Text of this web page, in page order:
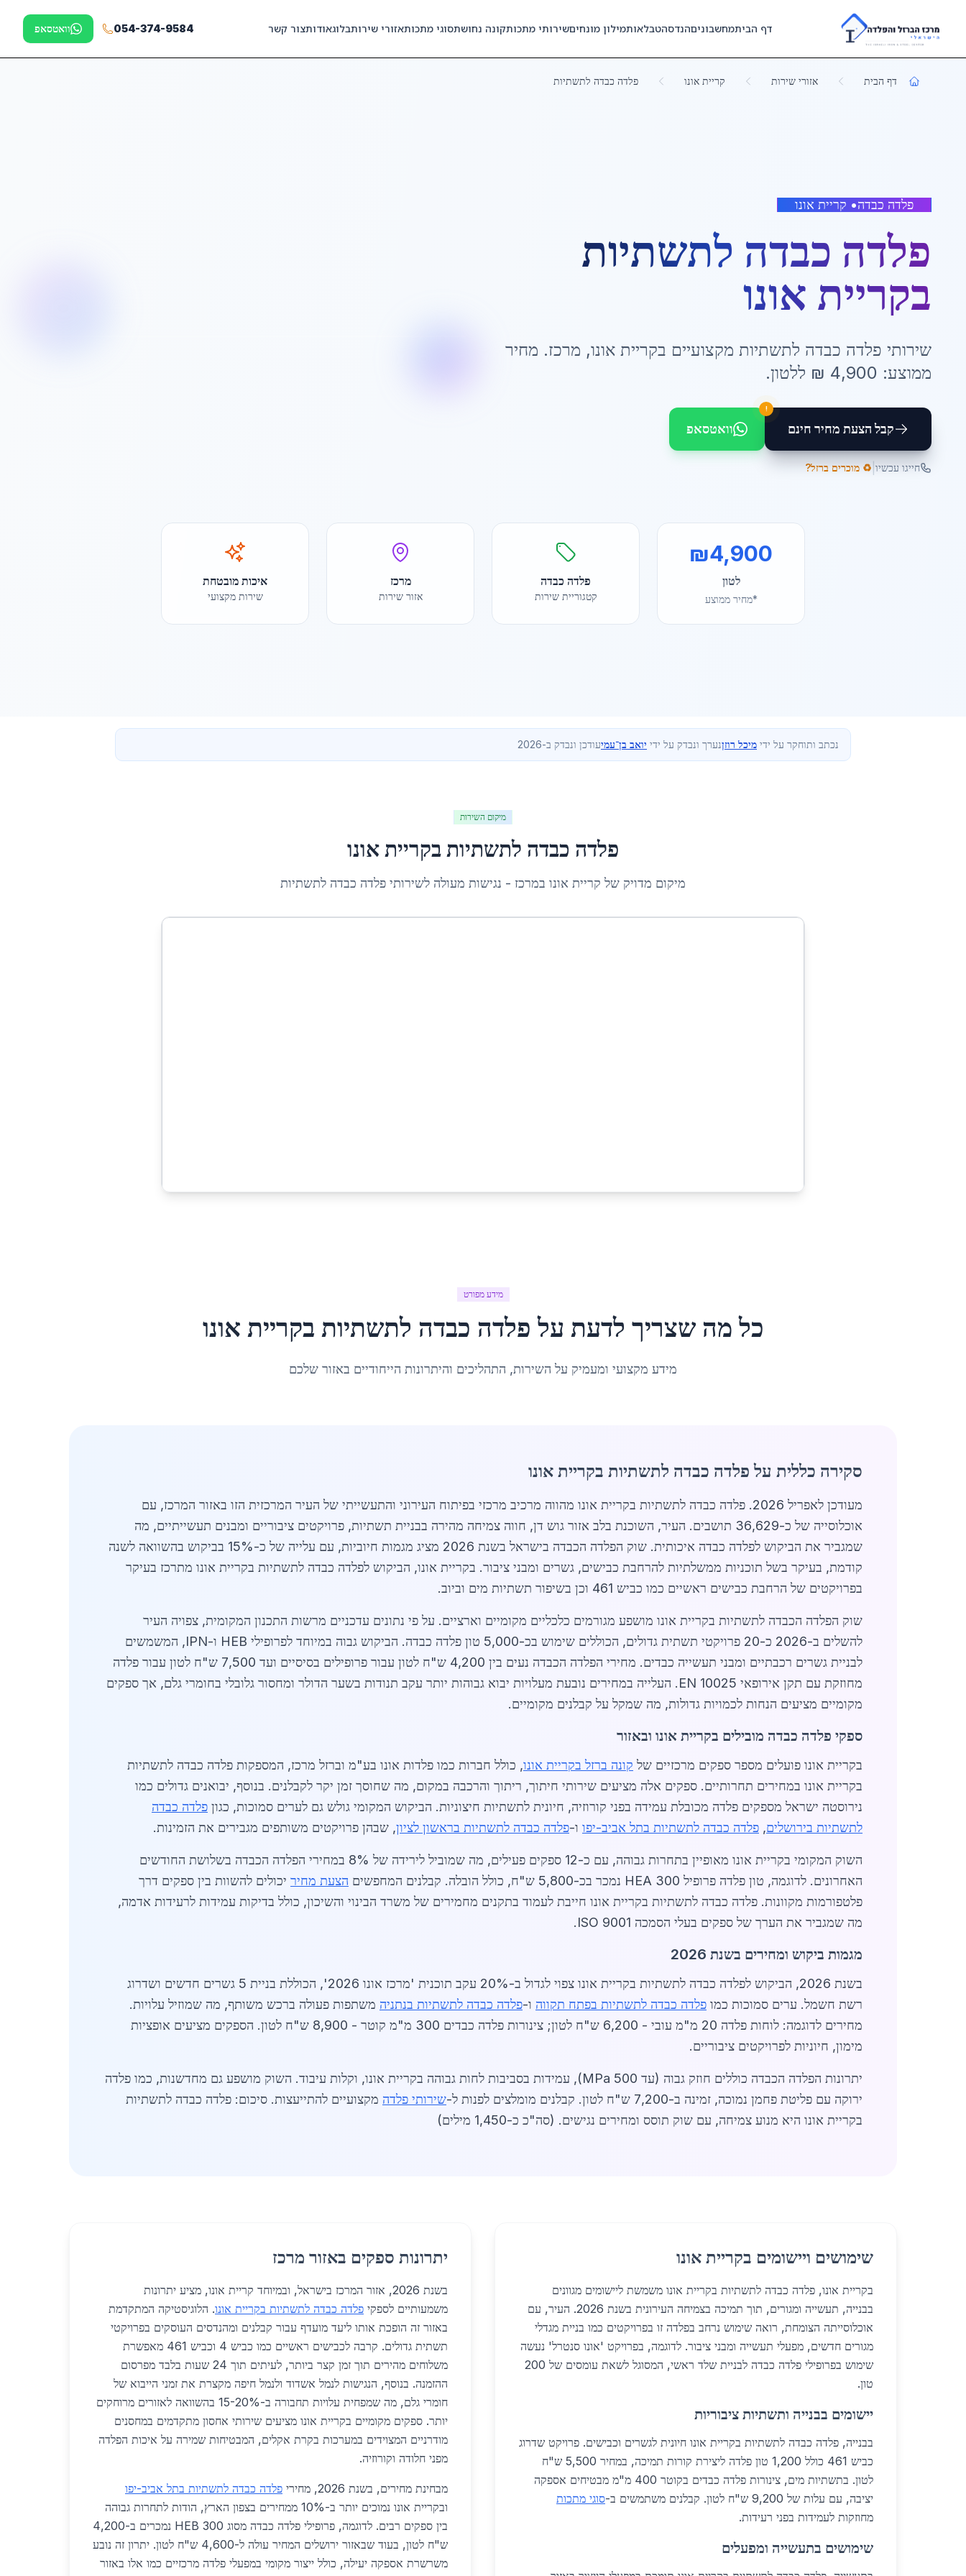
Skip to main content
דף הביתמחשבוניםהנדסהטבלאותמילון מונחיםשירותי מתכותקונה נחושתסוגי מתכותאזורי שירותבלוגאודותצור קשר 054-374-9584 וואטסאפ
דף הבית אזורי שירות קריית אונו פלדה כבדה לתשתיות
פלדה כבדה• קריית אונו
פלדה כבדה לתשתיות
בקריית אונו
שירותי פלדה כבדה לתשתיות מקצועיים בקריית אונו, מרכז. מחיר
ממוצע: 4,900 ₪ ללטון.
קבל הצעת מחיר חינם
!
וואטסאפ
חייגו עכשיו ♻️ מוכרים ברזל?
₪4,900
לטון
*מחיר ממוצע
פלדה כבדה
קטגוריית שירות
מרכז
אזור שירות
איכות מובטחת
שירות מקצועי
נכתב ותוחקר על ידי מיכל רוזןנערך ונבדק על ידי יואב בן־עמיעודכן ונבדק ב-2026
מיקום השירות
פלדה כבדה לתשתיות בקריית אונו
מיקום מדויק של קריית אונו במרכז - נגישות מעולה לשירותי פלדה כבדה לתשתיות
מידע מפורט
כל מה שצריך לדעת על פלדה כבדה לתשתיות בקריית אונו
מידע מקצועי ומעמיק על השירות, התהליכים והיתרונות הייחודיים באזור שלכם
סקירה כללית על פלדה כבדה לתשתיות בקריית אונו
מעודכן לאפריל 2026. פלדה כבדה לתשתיות בקריית אונו מהווה מרכיב מרכזי בפיתוח העירוני והתעשייתי של העיר המרכזית הזו באזור המרכז, עם
אוכלוסייה של כ-36,629 תושבים. העיר, השוכנת בלב אזור גוש דן, חווה צמיחה מהירה בבניית תשתיות, פרויקטים ציבוריים ומבנים תעשייתיים, מה
שמגביר את הביקוש לפלדה כבדה איכותית. שוק הפלדה הכבדה בישראל בשנת 2026 מציג מגמות חיוביות, עם עלייה של כ-15% בביקוש בהשוואה לשנה
קודמת, בעיקר בשל תוכניות ממשלתיות להרחבת כבישים, גשרים ומבני ציבור. בקריית אונו, הביקוש לפלדה כבדה לתשתיות בקריית אונו מתרכז בעיקר
בפרויקטים של הרחבת כבישים ראשיים כמו כביש 461 וכן בשיפור תשתיות מים וביוב.
שוק הפלדה הכבדה לתשתיות בקריית אונו מושפע מגורמים כלכליים מקומיים וארציים. על פי נתונים עדכניים מרשות התכנון המקומית, צפויה העיר
להשלים ב-2026 כ-20 פרויקטי תשתית גדולים, הכוללים שימוש בכ-5,000 טון פלדה כבדה. הביקוש גבוה במיוחד לפרופילי HEB ו-IPN, המשמשים
לבניית גשרים רכבתיים ומבני תעשייה כבדים. מחירי הפלדה הכבדה נעים בין 4,200 ש"ח לטון עבור פרופילים בסיסיים ועד 7,500 ש"ח לטון עבור פלדה
מחוזקת עם תקן אירופאי EN 10025. העלייה במחירים נובעת מעלויות יבוא גבוהות יותר עקב תנודות בשער הדולר ומחסור גלובלי בחומרי גלם, אך ספקים
מקומיים מציעים הנחות לכמויות גדולות, מה שמקל על קבלנים מקומיים.
ספקי פלדה כבדה מובילים בקריית אונו ובאזור
בקריית אונו פועלים מספר ספקים מרכזיים של קונה ברזל בקריית אונו, כולל חברות כמו פלדות אונו בע"מ וברזל מרכז, המספקות פלדה כבדה לתשתיות
בקריית אונו במחירים תחרותיים. ספקים אלה מציעים שירותי חיתוך, ריתוך והרכבה במקום, מה שחוסך זמן יקר לקבלנים. בנוסף, יבואנים גדולים כמו
נירוסטה ישראל מספקים פלדה מכובלת עמידה בפני קורוזיה, חיונית לתשתיות חיצוניות. הביקוש המקומי גולש גם לערים סמוכות, כגון פלדה כבדה
לתשתיות בירושלים, פלדה כבדה לתשתיות בתל אביב-יפו ו-פלדה כבדה לתשתיות בראשון לציון, שבהן פרויקטים משותפים מגבירים את הזמינות.
השוק המקומי בקריית אונו מאופיין בתחרות גבוהה, עם כ-12 ספקים פעילים, מה שמוביל לירידה של 8% במחירי הפלדה הכבדה בשלושת החודשים
האחרונים. לדוגמה, טון פלדה פרופיל HEA 300 נמכר בכ-5,800 ש"ח, כולל הובלה. קבלנים המחפשים
הצעת מחיר יכולים להשוות בין ספקים דרך
פלטפורמות מקוונות. פלדה כבדה לתשתיות בקריית אונו חייבת לעמוד בתקנים מחמירים של משרד הבינוי והשיכון, כולל בדיקות עמידות לרעידות אדמה,
מה שמגביר את הערך של ספקים בעלי הסמכה ISO 9001.
מגמות ביקוש ומחירים בשנת 2026
בשנת 2026, הביקוש לפלדה כבדה לתשתיות בקריית אונו צפוי לגדול ב-20% עקב תוכנית 'מרכז אונו 2026', הכוללת בניית 5 גשרים חדשים ושדרוג
רשת חשמל. ערים סמוכות כמו פלדה כבדה לתשתיות בפתח תקווה ו-פלדה כבדה לתשתיות בנתניה משתפות פעולה ברכש משותף, מה שמוזיל עלויות.
מחירים לדוגמה: לוחות פלדה 20 מ"מ עובי - 6,200 ש"ח לטון; צינורות פלדה כבדים 300 מ"מ קוטר - 8,900 ש"ח לטון. הספקים מציעים אופציות
מימון, חיוניות לפרויקטים ציבוריים.
יתרונות הפלדה הכבדה כוללים חוזק גבוה (עד 500 MPa), עמידות בסביבות לחות גבוהה בקריית אונו, וקלות עיבוד. השוק מושפע גם מחדשנות, כמו פלדה
ירוקה עם פליטת פחמן נמוכה, זמינה ב-7,200 ש"ח לטון. קבלנים מומלצים לפנות ל-
שירותי פלדה מקצועיים להתייעצות. סיכום: פלדה כבדה לתשתיות
בקריית אונו היא מנוע צמיחה, עם שוק תוסס ומחירים נגישים. (סה"כ כ-1,450 מילים)
שימושים ויישומים בקריית אונו
בקריית אונו, פלדה כבדה לתשתיות בקריית אונו משמשת ליישומים מגוונים
בבנייה, תעשייה ומגורים, תוך תמיכה בצמיחה העירונית בשנת 2026. העיר, עם
אוכלוסייתה הצומחת, רואה שימוש נרחב בפלדה זו בפרויקטים כמו בניית מגדלי
מגורים חדשים, מפעלי תעשייה ומבני ציבור. לדוגמה, בפרויקט 'אונו סנטרל' נעשה
שימוש בפרופילי פלדה כבדה לבניית שלד ראשי, המסוגל לשאת עומסים של 200
טון.
יישומים בבנייה ותשתיות ציבוריות
בבנייה, פלדה כבדה לתשתיות בקריית אונו חיונית לגשרים וכבישים. פרויקט שדרוג
כביש 461 כולל 1,200 טון פלדה ליצירת קורות תמיכה, במחיר 5,500 ש"ח
לטון. בתשתיות מים, צינורות פלדה כבדים בקוטר 400 מ"מ מבטיחים אספקה
יציבה, עם עלות של 9,200 ש"ח לטון. קבלנים משתמשים ב-
סוגי מתכות
מחוזקות לעמידות בפני רעידות.
שימושים בתעשייה ומפעלים
יתרונות ספקים באזור מרכז
בשנת 2026, אזור המרכז בישראל, ובמיוחד קריית אונו, מציע יתרונות
משמעותיים לספקי פלדה כבדה לתשתיות בקריית אונו. הלוגיסטיקה המתקדמת
באזור זה הופכת אותו ליעד מועדף עבור קבלנים ומהנדסים העוסקים בפרויקטי
תשתית גדולים. קרבה לכבישים ראשיים כמו כביש 4 וכביש 461 מאפשרת
משלוחים מהירים תוך זמן קצר ביותר, לעיתים תוך 24 שעות בלבד מפרסום
ההזמנה. בנוסף, הנגישות לנמל אשדוד ולנמל חיפה מקצרת את זמני הייבוא של
חומרי גלם, מה שמפחית עלויות תחבורה ב-15-20% בהשוואה לאזורים מרוחקים
יותר. ספקים מקומיים בקריית אונו מציעים שירותי אחסון מתקדמים במחסנים
מודרניים המצוידים במערכות בקרת אקלים, המבטיחות שמירה על איכות הפלדה
מפני חלודה וקורוזיה.
מבחינת מחירים, בשנת 2026, מחירי
פלדה כבדה לתשתיות בתל אביב-יפו
ובקריית אונו נמוכים יותר ב-10% ממחירים בצפון הארץ, הודות לתחרות גבוהה
בין ספקים רבים. לדוגמה, פרופילי פלדה כבדה מסוג HEB 300 נמכרים ב-4,200
ש"ח לטון, בעוד שבאזור ירושלים המחיר עולה ל-4,600 ש"ח לטון. יתרון זה נובע
משרשרת אספקה יעילה, כולל ייצור מקומי במפעלי פלדה מרכזיים כמו אלו באזור